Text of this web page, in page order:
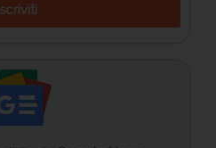
Iscriviti